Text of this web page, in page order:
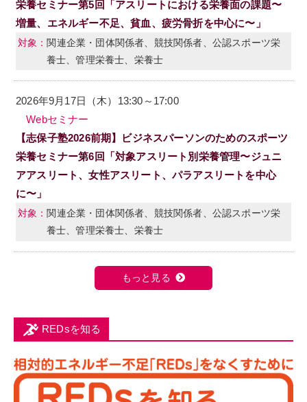
栄養セミナー第5回「アスリートにおける栄養面の課題〜
増量、エネルギー不足、貧血、疲労骨折を中心に〜」
関連企業・団体関係者、競技関係者、公認スポーツ栄
養士、管理栄養士、栄養士
2026年9月17日（木）13:30～17:00
Webセミナー
【志保子塾2026前期】ビジネスパーソンのためのスポーツ
栄養セミナー第6回「対象アスリート別栄養管理〜ジュニ
アアスリート、女性アスリート、パラアスリートを中心
に〜」
関連企業・団体関係者、競技関係者、公認スポーツ栄
養士、管理栄養士、栄養士
もっと見る
REDsを知る